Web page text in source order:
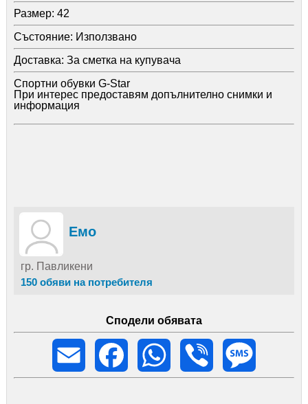
Размер: 42
Състояние: Използвано
Доставка: За сметка на купувача
Спортни обувки G-Star
При интерес предоставям допълнително снимки и
информация
Емо
гр. Павликени
150 обяви на потребителя
Сподели обявата
Email
Facebook WhatsApp Viber